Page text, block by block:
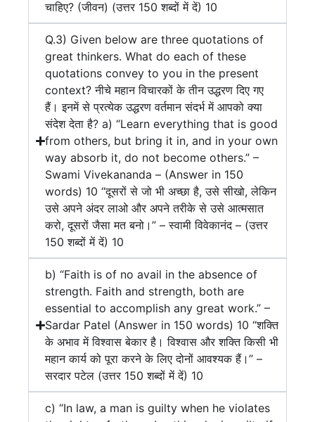
चाहिए? (जीवन) (उत्तर 150 शब्दों में दें) 10
Q.3) Given below are three quotations of
great thinkers. What do each of these
quotations convey to you in the present
context? नीचे महान विचारकों के तीन उद्धरण दिए गए
हैं। इनमें से प्रत्येक उद्धरण वर्तमान संदर्भ में आपको क्या
संदेश देता है? a) “Learn everything that is good
from others, but bring it in, and in your own
way absorb it, do not become others.” –
Swami Vivekananda – (Answer in 150
words) 10 “दूसरों से जो भी अच्छा है, उसे सीखो, लेकिन
उसे अपने अंदर लाओ और अपने तरीके से उसे आत्मसात
करो, दूसरों जैसा मत बनो।” – स्वामी विवेकानंद – (उत्तर
150 शब्दों में दें) 10
b) “Faith is of no avail in the absence of
strength. Faith and strength, both are
essential to accomplish any great work.” –
Sardar Patel (Answer in 150 words) 10 “शक्ति
के अभाव में विश्वास बेकार है। विश्वास और शक्ति किसी भी
महान कार्य को पूरा करने के लिए दोनों आवश्यक हैं।” –
सरदार पटेल (उत्तर 150 शब्दों में दें) 10
c) “In law, a man is guilty when he violates